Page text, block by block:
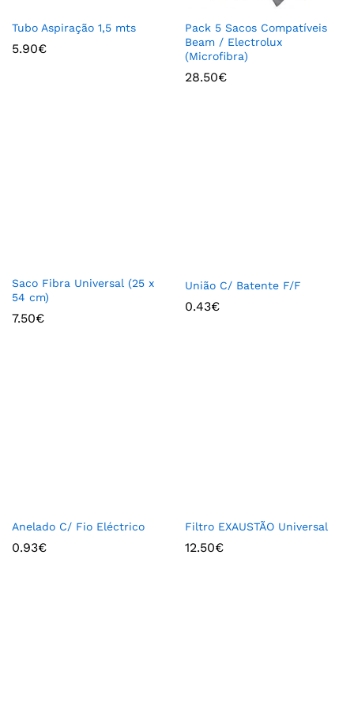
Tubo Aspiração 1,5 mts
5.90€
Pack 5 Sacos Compatíveis
Beam / Electrolux
(Microfibra)
28.50€
Saco Fibra Universal (25 x
54 cm)
7.50€
União C/ Batente F/F
0.43€
Anelado C/ Fio Eléctrico
0.93€
Filtro EXAUSTÃO Universal
12.50€